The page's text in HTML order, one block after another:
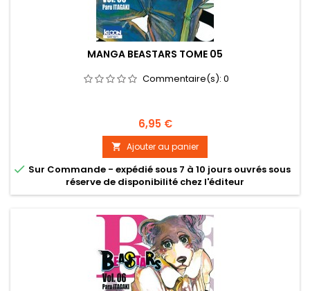
MANGA BEASTARS TOME 05
Commentaire(s): 0
Prix
6,95 €
 Ajouter au panier
 Sur Commande - expédié sous 7 à 10 jours ouvrés sous
réserve de disponibilité chez l'éditeur